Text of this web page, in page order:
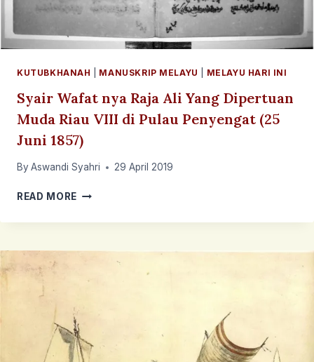
KUTUBKHANAH MANUSKRIP MELAYU MELAYU HARI INI
Syair Wafat nya Raja Ali Yang Dipertuan
Muda Riau VIII di Pulau Penyengat (25
Juni 1857)
By Aswandi Syahri 29 April 2019
READ MORE SYAIR
NYA
ALI
DIPERTUAN
RIAU
VIII
DI
PULAU